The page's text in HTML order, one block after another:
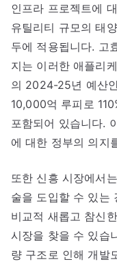
인프라 프로젝트에
유틸리티 규모의 태
두에 적용됩니다. 고
지는 이러한 애플리
의 2024-25년 예산
10,000억 루피로
포함되어 있습니다.
에 대한 정부의 의지
또한 신흥 시장에서
술을 도입할 수 있는
비교적 새롭고 참신
시장을 찾을 수 있습
량 구조로 인해 개발